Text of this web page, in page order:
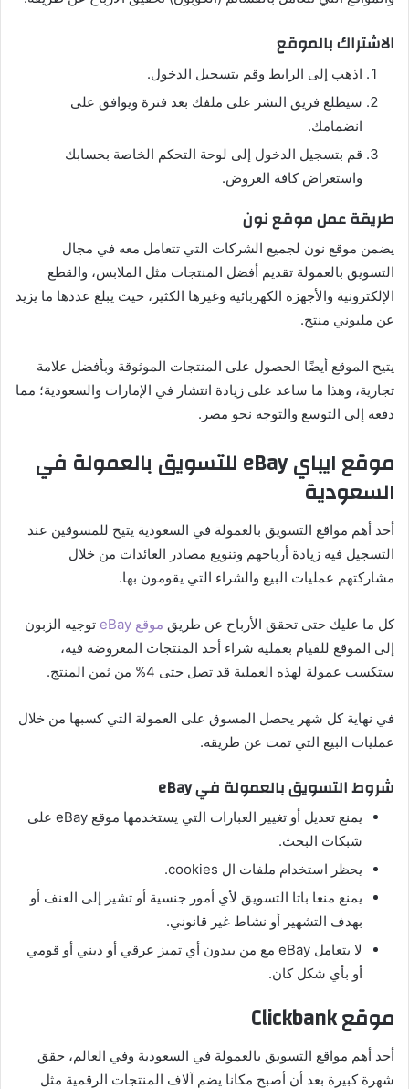
الاشتراك بالموقع
اذهب إلى الرابط وقم بتسجيل الدخول.
سيطلع فريق النشر على ملفك بعد فترة ويوافق على
انضمامك.
قم بتسجيل الدخول إلى لوحة التحكم الخاصة بحسابك
واستعراض كافة العروض.
طريقة عمل موقع نون
يضمن موقع نون لجميع الشركات التي تتعامل معه في مجال
التسويق بالعمولة تقديم أفضل المنتجات مثل الملابس، والقطع
الإلكترونية والأجهزة الكهربائية وغيرها الكثير، حيث يبلغ عددها ما يزيد
عن مليوني منتج.
يتيح الموقع أيضًا الحصول على المنتجات الموثوقة وبأفضل علامة
تجارية، وهذا ما ساعد على زيادة انتشار في الإمارات والسعودية؛ مما
دفعه إلى التوسع والتوجه نحو مصر.
موقع ايباي eBay للتسويق بالعمولة في
السعودية
أحد أهم مواقع التسويق بالعمولة في السعودية يتيح للمسوقين عند
التسجيل فيه زيادة أرباحهم وتنويع مصادر العائدات من خلال
مشاركتهم عمليات البيع والشراء التي يقومون بها.
كل ما عليك حتى تحقق الأرباح عن طريق موقع eBay
توجيه الزبون
إلى الموقع للقيام بعملية شراء أحد المنتجات المعروضة فيه،
ستكسب عمولة لهذه العملية قد تصل حتى 4% من ثمن المنتج.
في نهاية كل شهر يحصل المسوق على العمولة التي كسبها من خلال
عمليات البيع التي تمت عن طريقه.
شروط التسويق بالعمولة في eBay
يمنع تعديل أو تغيير العبارات التي يستخدمها موقع eBay على
شبكات البحث.
يحظر استخدام ملفات ال cookies.
يمنع منعا باتا التسويق لأي أمور جنسية أو تشير إلى العنف أو
بهدف التشهير أو نشاط غير قانوني.
لا يتعامل eBay مع من يبدون أي تميز عرقي أو ديني أو قومي
أو بأي شكل كان.
موقع Clickbank
أحد أهم مواقع التسويق بالعمولة في السعودية وفي العالم، حقق
شهرة كبيرة بعد أن أصبح مكانا يضم آلاف المنتجات الرقمية مثل